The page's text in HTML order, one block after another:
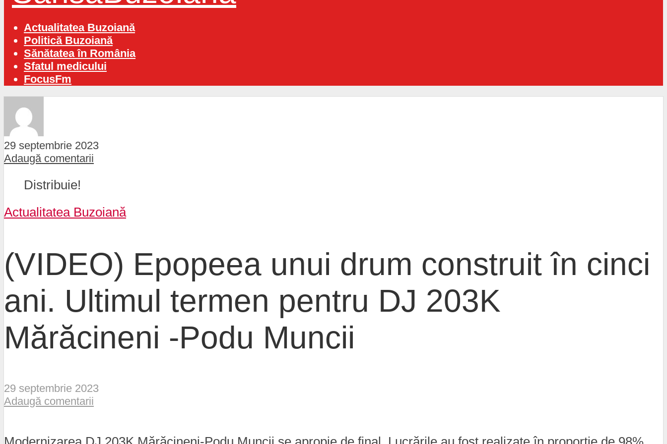
Actualitatea Buzoiană
Politică Buzoiană
Sănătatea în România
Sfatul medicului
FocusFm
29 septembrie 2023
Adaugă comentarii
Distribuie!
Actualitatea Buzoiană
(VIDEO) Epopeea unui drum construit în cinci
ani. Ultimul termen pentru DJ 203K
Mărăcineni -Podu Muncii
29 septembrie 2023
Adaugă comentarii